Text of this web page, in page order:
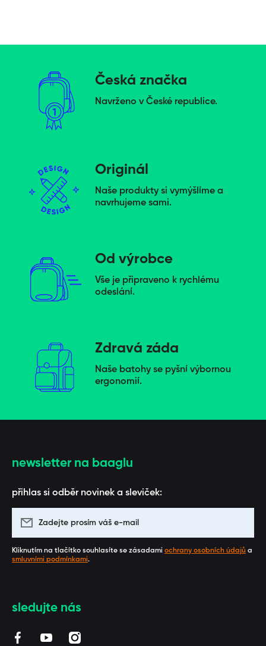
Česká značka
Navrženo v České republice.
Originál
Naše produkty si vymýšlíme a
navrhujeme sami.
Od výrobce
Vše je připraveno k rychlému
odeslání.
Zdravá záda
Naše batohy se pyšní výbornou
ergonomií.
newsletter na baaglu
přihlas si odběr novinek a sleviček:
Zadejte prosím váš e-mail
Kliknutím na tlačítko souhlasíte se zásadami ochrany osobních údajů a
smluvními podmínkami.
sledujte nás
facebookcom/BAAGL/
youtubecom/channel/
instagramcom/baaglcz/